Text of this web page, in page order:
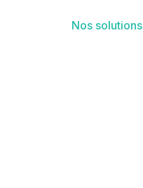
Nos solutions